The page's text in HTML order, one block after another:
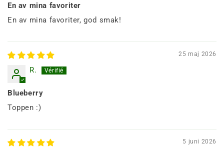
En av mina favoriter
En av mina favoriter, god smak!
25 maj 2026
R.
Blueberry
Toppen :)
5 juni 2026